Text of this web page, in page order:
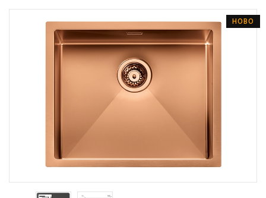
НОВО